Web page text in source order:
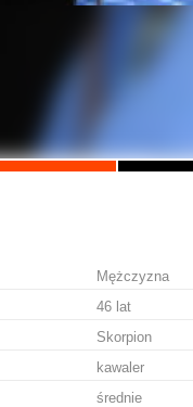
Mężczyzna
46 lat
Skorpion
kawaler
średnie